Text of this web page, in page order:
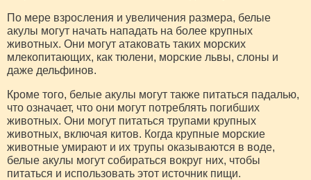
По мере взросления и увеличения размера, белые
акулы могут начать нападать на более крупных
животных. Они могут атаковать таких морских
млекопитающих, как тюлени, морские львы, слоны и
даже дельфинов.
Кроме того, белые акулы могут также питаться падалью,
что означает, что они могут потреблять погибших
животных. Они могут питаться трупами крупных
животных, включая китов. Когда крупные морские
животные умирают и их трупы оказываются в воде,
белые акулы могут собираться вокруг них, чтобы
питаться и использовать этот источник пищи.